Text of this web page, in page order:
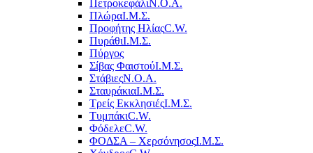
ΠετροκεφάλιΝ.Ο.Α.
ΠλώραΙ.Μ.Σ.
Προφήτης ΗλίαςC.W.
ΠυράθιΙ.Μ.Σ.
Πύργος
Σίβας ΦαιστούΙ.Μ.Σ.
ΣτάβιεςΝ.Ο.Α.
ΣταυράκιαΙ.Μ.Σ.
Τρείς ΕκκλησιέςΙ.Μ.Σ.
ΤυμπάκιC.W.
ΦόδελεC.W.
ΦΟΔΣΑ – ΧερσόνησοςΙ.Μ.Σ.